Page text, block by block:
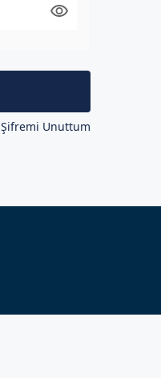
Şifremi Unuttum